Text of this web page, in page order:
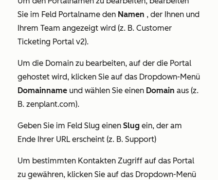
Sie im Feld Portalname den Namen , der Ihnen und
Ihrem Team angezeigt wird (z. B. Customer
Ticketing Portal v2).
Um die Domain zu bearbeiten, auf der die Portal
gehostet wird, klicken Sie auf das Dropdown-Menü
Domainname und wählen Sie einen Domain aus (z.
B. zenplant.com).
Geben Sie im Feld Slug einen Slug ein, der am
Ende Ihrer URL erscheint (z. B. Support)
Um bestimmten Kontakten Zugriff auf das Portal
zu gewähren, klicken Sie auf das Dropdown-Menü